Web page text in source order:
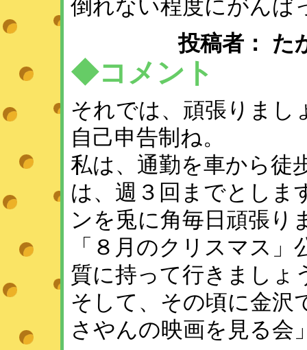
倒れない程度にがんば
投稿者： た
◆コメント
それでは、頑張りまし
自己申告制ね。
私は、通勤を車から徒
は、週３回までとしま
ンを兎に角毎日頑張り
「８月のクリスマス
質に持って行きましょ
そして、その頃に金沢
さやんの映画を見る会